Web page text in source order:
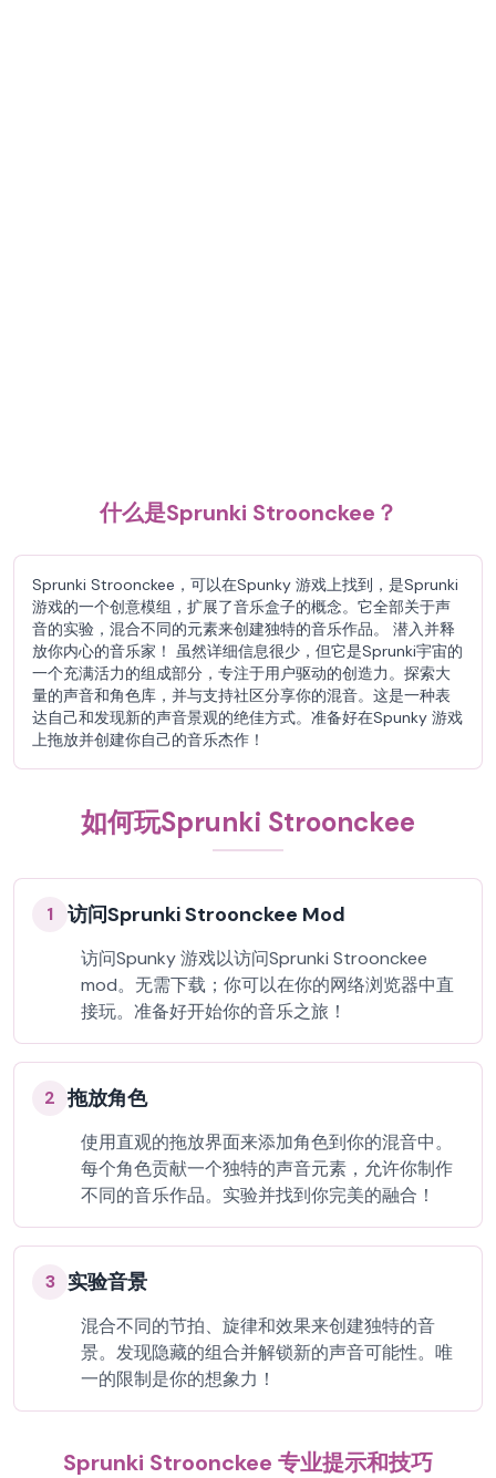
什么是Sprunki Stroonckee？
Sprunki Stroonckee，可以在Spunky 游戏上找到，是Sprunki
游戏的一个创意模组，扩展了音乐盒子的概念。它全部关于声
音的实验，混合不同的元素来创建独特的音乐作品。 潜入并释
放你内心的音乐家！ 虽然详细信息很少，但它是Sprunki宇宙的
一个充满活力的组成部分，专注于用户驱动的创造力。探索大
量的声音和角色库，并与支持社区分享你的混音。这是一种表
达自己和发现新的声音景观的绝佳方式。准备好在Spunky 游戏
上拖放并创建你自己的音乐杰作！
如何玩Sprunki Stroonckee
1 访问Sprunki Stroonckee Mod
访问Spunky 游戏以访问Sprunki Stroonckee
mod。无需下载；你可以在你的网络浏览器中直
接玩。准备好开始你的音乐之旅！
2 拖放角色
使用直观的拖放界面来添加角色到你的混音中。
每个角色贡献一个独特的声音元素，允许你制作
不同的音乐作品。实验并找到你完美的融合！
3 实验音景
混合不同的节拍、旋律和效果来创建独特的音
景。发现隐藏的组合并解锁新的声音可能性。唯
一的限制是你的想象力！
Sprunki Stroonckee 专业提示和技巧